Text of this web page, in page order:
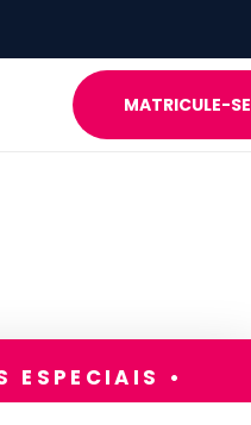
MATRICULE-SE
ESPECIAIS •